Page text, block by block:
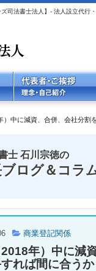
司法書士法人】- 法人設立代行
）中に減資、合併、会社分割
士 石川宗徳の
ログ＆コラ
商業登記関係
年）中に減
れば間に合うか